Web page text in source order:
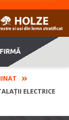
ELECTRICE